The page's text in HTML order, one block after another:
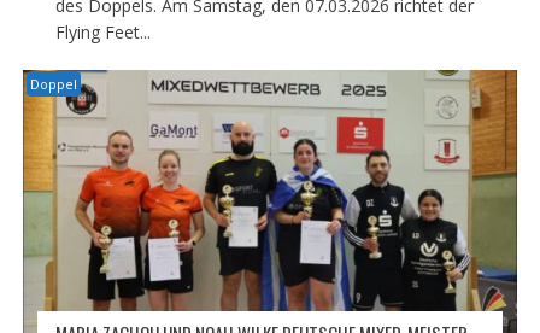
des Doppels. Am Samstag, den 07.03.2026 richtet der
Flying Feet...
Doppel